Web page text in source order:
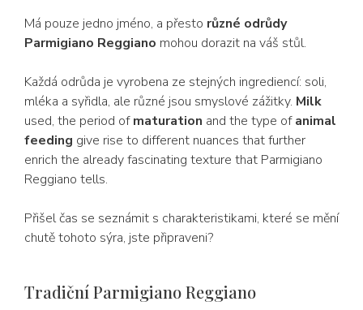
Má pouze jedno jméno, a přesto různé odrůdy
Parmigiano Reggiano mohou dorazit na váš stůl.
Každá odrůda je vyrobena ze stejných ingrediencí: soli,
mléka a syřidla, ale různé jsou smyslové zážitky. Milk
used, the period ofmaturation and the type ofanimal
feeding give rise to different nuances that further
enrich the already fascinating texture that Parmigiano
Reggiano tells.
Přišel čas se seznámit s charakteristikami, které se mění
chutě tohoto sýra, jste připraveni?
Tradiční Parmigiano Reggiano